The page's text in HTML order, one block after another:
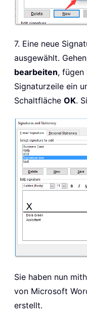
7. Eine neue
ausgewählt.
bearbeiten, fügen
Signaturzeile ein
Schaltfläche OK.
Sie haben nun
von Microsoft
erstellt.